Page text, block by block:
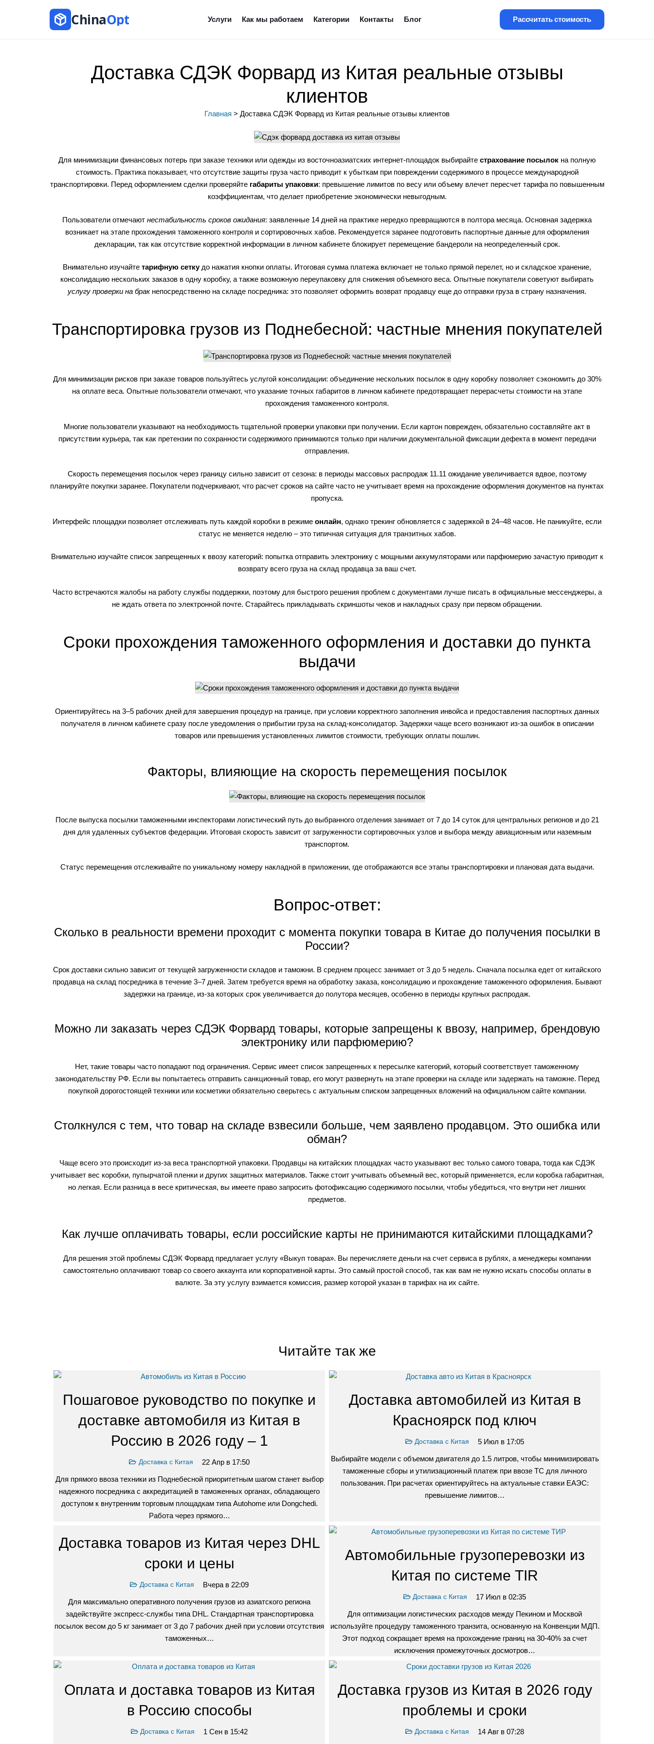
ChinaOpt Услуги Как мы работаем Категории Контакты Блог Рассчитать стоимость
Доставка СДЭК Форвард из Китая реальные отзывы
клиентов
Главная > Доставка СДЭК Форвард из Китая реальные отзывы клиентов
Для минимизации финансовых потерь при заказе техники или одежды из восточноазиатских интернет-площадок выбирайте страхование посылок на полную
стоимость. Практика показывает, что отсутствие защиты груза часто приводит к убыткам при повреждении содержимого в процессе международной
транспортировки. Перед оформлением сделки проверяйте габариты упаковки: превышение лимитов по весу или объему влечет пересчет тарифа по повышенным
коэффициентам, что делает приобретение экономически невыгодным.
Пользователи отмечают нестабильность сроков ожидания: заявленные 14 дней на практике нередко превращаются в полтора месяца. Основная задержка
возникает на этапе прохождения таможенного контроля и сортировочных хабов. Рекомендуется заранее подготовить паспортные данные для оформления
декларации, так как отсутствие корректной информации в личном кабинете блокирует перемещение бандероли на неопределенный срок.
Внимательно изучайте тарифную сеткудо нажатия кнопки оплаты. Итоговая сумма платежа включает не только прямой перелет, но и складское хранение,
консолидацию нескольких заказов в одну коробку, а также возможную переупаковку для снижения объемного веса. Опытные покупатели советуют выбирать
услугу проверки на бракнепосредственно на складе посредника: это позволяет оформить возврат продавцу еще до отправки груза в страну назначения.
Транспортировка грузов из Поднебесной: частные мнения покупателей
Для минимизации рисков при заказе товаров пользуйтесь услугой консолидации: объединение нескольких посылок в одну коробку позволяет сэкономить до 30%
на оплате веса. Опытные пользователи отмечают, что указание точных габаритов в личном кабинете предотвращает перерасчеты стоимости на этапе
прохождения таможенного контроля.
Многие пользователи указывают на необходимость тщательной проверки упаковки при получении. Если картон поврежден, обязательно составляйте акт в
присутствии курьера, так как претензии по сохранности содержимого принимаются только при наличии документальной фиксации дефекта в момент передачи
отправления.
Скорость перемещения посылок через границу сильно зависит от сезона: в периоды массовых распродаж 11.11 ожидание увеличивается вдвое, поэтому
планируйте покупки заранее. Покупатели подчеркивают, что расчет сроков на сайте часто не учитывает время на прохождение оформления документов на пунктах
пропуска.
Интерфейс площадки позволяет отслеживать путь каждой коробки в режиме онлайн, однако трекинг обновляется с задержкой в 24–48 часов. Не паникуйте, если
статус не меняется неделю – это типичная ситуация для транзитных хабов.
Внимательно изучайте список запрещенных к ввозу категорий: попытка отправить электронику с мощными аккумуляторами или парфюмерию зачастую приводит к
возврату всего груза на склад продавца за ваш счет.
Часто встречаются жалобы на работу службы поддержки, поэтому для быстрого решения проблем с документами лучше писать в официальные мессенджеры, а
не ждать ответа по электронной почте. Старайтесь прикладывать скриншоты чеков и накладных сразу при первом обращении.
Сроки прохождения таможенного оформления и доставки до пункта
выдачи
Ориентируйтесь на 3–5 рабочих дней для завершения процедур на границе, при условии корректного заполнения инвойса и предоставления паспортных данных
получателя в личном кабинете сразу после уведомления о прибытии груза на склад-консолидатор. Задержки чаще всего возникают из-за ошибок в описании
товаров или превышения установленных лимитов стоимости, требующих оплаты пошлин.
Факторы, влияющие на скорость перемещения посылок
После выпуска посылки таможенными инспекторами логистический путь до выбранного отделения занимает от 7 до 14 суток для центральных регионов и до 21
дня для удаленных субъектов федерации. Итоговая скорость зависит от загруженности сортировочных узлов и выбора между авиационным или наземным
транспортом.
Статус перемещения отслеживайте по уникальному номеру накладной в приложении, где отображаются все этапы транспортировки и плановая дата выдачи.
Вопрос-ответ:
Сколько в реальности времени проходит с момента покупки товара в Китае до получения посылки в
России?
Срок доставки сильно зависит от текущей загруженности складов и таможни. В среднем процесс занимает от 3 до 5 недель. Сначала посылка едет от китайского
продавца на склад посредника в течение 3–7 дней. Затем требуется время на обработку заказа, консолидацию и прохождение таможенного оформления. Бывают
задержки на границе, из-за которых срок увеличивается до полутора месяцев, особенно в периоды крупных распродаж.
Можно ли заказать через СДЭК Форвард товары, которые запрещены к ввозу, например, брендовую
электронику или парфюмерию?
Нет, такие товары часто попадают под ограничения. Сервис имеет список запрещенных к пересылке категорий, который соответствует таможенному
законодательству РФ. Если вы попытаетесь отправить санкционный товар, его могут развернуть на этапе проверки на складе или задержать на таможне. Перед
покупкой дорогостоящей техники или косметики обязательно сверьтесь с актуальным списком запрещенных вложений на официальном сайте компании.
Столкнулся с тем, что товар на складе взвесили больше, чем заявлено продавцом. Это ошибка или
обман?
Чаще всего это происходит из-за веса транспортной упаковки. Продавцы на китайских площадках часто указывают вес только самого товара, тогда как СДЭК
учитывает вес коробки, пупырчатой пленки и других защитных материалов. Также стоит учитывать объемный вес, который применяется, если коробка габаритная,
но легкая. Если разница в весе критическая, вы имеете право запросить фотофиксацию содержимого посылки, чтобы убедиться, что внутри нет лишних
предметов.
Как лучше оплачивать товары, если российские карты не принимаются китайскими площадками?
Для решения этой проблемы СДЭК Форвард предлагает услугу «Выкуп товара». Вы перечисляете деньги на счет сервиса в рублях, а менеджеры компании
самостоятельно оплачивают товар со своего аккаунта или корпоративной карты. Это самый простой способ, так как вам не нужно искать способы оплаты в
валюте. За эту услугу взимается комиссия, размер которой указан в тарифах на их сайте.
Читайте так же
Пошаговое руководство по покупке и
доставке автомобиля из Китая в
Россию в 2026 году – 1
Доставка с Китая 22 Апр в 17:50
Для прямого ввоза техники из Поднебесной приоритетным шагом станет выбор
надежного посредника с аккредитацией в таможенных органах, обладающего
доступом к внутренним торговым площадкам типа Autohome или Dongchedi.
Работа через прямого…
Доставка автомобилей из Китая в
Красноярск под ключ
Доставка с Китая 5 Июл в 17:05
Выбирайте модели с объемом двигателя до 1.5 литров, чтобы минимизировать
таможенные сборы и утилизационный платеж при ввозе ТС для личного
пользования. При расчетах ориентируйтесь на актуальные ставки ЕАЭС:
превышение лимитов…
Доставка товаров из Китая через DHL
сроки и цены
Доставка с Китая Вчера в 22:09
Для максимально оперативного получения грузов из азиатского региона
задействуйте экспресс-службы типа DHL. Стандартная транспортировка
посылок весом до 5 кг занимает от 3 до 7 рабочих дней при условии отсутствия
таможенных…
Автомобильные грузоперевозки из
Китая по системе TIR
Доставка с Китая 17 Июл в 02:35
Для оптимизации логистических расходов между Пекином и Москвой
используйте процедуру таможенного транзита, основанную на Конвенции МДП.
Этот подход сокращает время на прохождение границ на 30-40% за счет
исключения промежуточных досмотров…
Оплата и доставка товаров из Китая
в Россию способы
Доставка с Китая 1 Сен в 15:42
Доставка грузов из Китая в 2026 году
проблемы и сроки
Доставка с Китая 14 Авг в 07:28